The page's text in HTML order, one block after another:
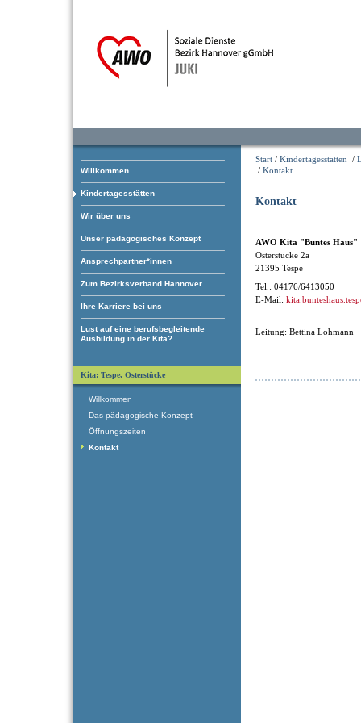
Willkommen
Kindertagesstätten
Wir über uns
Unser pädagogisches Konzept
Ansprechpartner*innen
Zum Bezirksverband Hannover
Ihre Karriere bei uns
Lust auf eine berufsbegleitende
Ausbildung in der Kita?
Start / Kindertagesstätten /
/ Kontakt
Kontakt
AWO Kita "Buntes Haus"
Osterstücke 2a
21395 Tespe
Tel.: 04176/6413050
E-Mail:
Leitung: Bettina Lohmann
Kita: Tespe, Osterstücke
Willkommen
Das pädagogische Konzept
Öffnungszeiten
Kontakt